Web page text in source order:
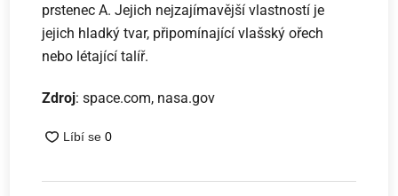
prstenec A. Jejich nejzajímavější vlastností je
jejich hladký tvar, připomínající vlašský ořech
nebo létající talíř.
Zdroj: space.com, nasa.gov